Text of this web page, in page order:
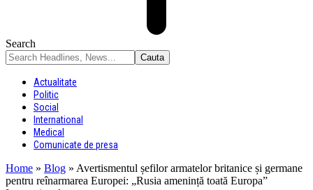
Search
Actualitate
Politic
Social
International
Medical
Comunicate de presa
Home » Blog » Avertismentul șefilor armatelor britanice și germane
pentru reînarmarea Europei: „Rusia amenință toată Europa”